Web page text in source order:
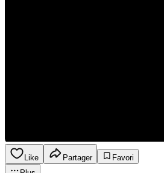
Like Partager
Favori